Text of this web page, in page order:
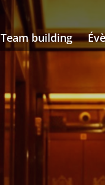
Team building